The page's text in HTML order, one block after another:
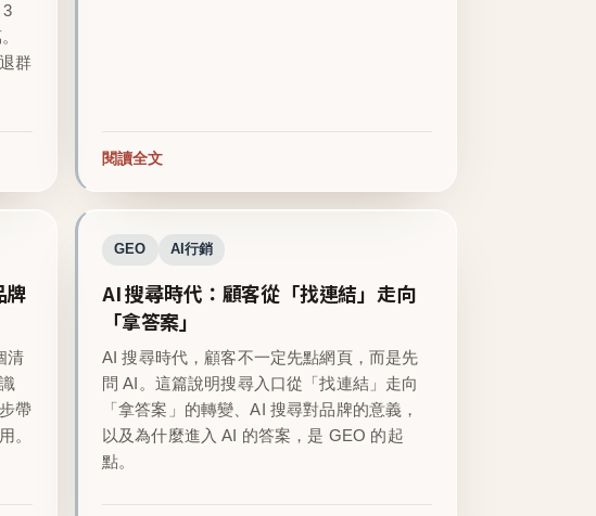
群
閱讀全文
牌
清
帶
。
GEO AI行銷
AI 搜尋時代：顧客從「找連結」走向
「拿答案」
AI 搜尋時代，顧客不一定先點網頁，而是先
問 AI。這篇說明搜尋入口從「找連結」走向
「拿答案」的轉變、AI 搜尋對品牌的意義，
以及為什麼進入 AI 的答案，是 GEO 的起
點。